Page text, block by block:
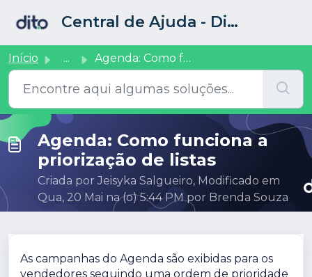
Central de Ajuda - Dito CRM
Início ... Agenda: Como funciona a priorização de listas
Agenda: Como funciona a
priorização de listas
Criada por Jeisyka Salgueiro, Modificado em
Qua, 20 Mai na (o) 5:44 PM por Brenda Souza
As campanhas do Agenda são exibidas para os
vendedores seguindo uma ordem de prioridade